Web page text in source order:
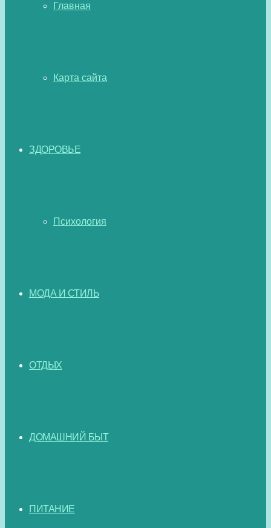
Главная
Карта сайта
ЗДОРОВЬЕ
Психология
МОДА И СТИЛЬ
ОТДЫХ
ДОМАШНИЙ БЫТ
ПИТАНИЕ